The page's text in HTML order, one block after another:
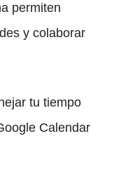
permiten
y colaborar
tu tiempo
Calendar